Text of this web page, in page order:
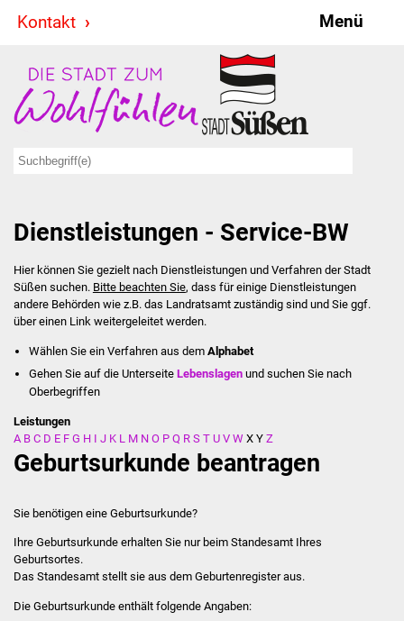
Kontakt Menü
Stadt & Politik
Bürgermeister
Ausschüsse
Ratsinformationssystem
Jugendbeirat
Summerrockfestival
Stadtverwaltung
Stellenangebote
Kontakt
Dienstleistungen - Service-BW
Hier können Sie gezielt nach Dienstleistungen und Verfahren der Stadt
Süßen suchen. Bitte beachten Sie, dass für einige Dienstleistungen
andere Behörden wie z.B. das Landratsamt zuständig sind und Sie ggf.
über einen Link weitergeleitet werden.
Wählen Sie ein Verfahren aus dem Alphabet
Gehen Sie auf die UnterseiteLebenslagen und suchen Sie nach
Oberbegriffen
Leistungen
A B C D E F G H I J K L M N O P Q R S T U V W X Y Z
Geburtsurkunde beantragen
Sie benötigen eine Geburtsurkunde?
Ihre Geburtsurkunde erhalten Sie nur beim Standesamt Ihres
Geburtsortes.
Das Standesamt stellt sie aus dem Geburtenregister aus.
Die Geburtsurkunde enthält folgende Angaben: